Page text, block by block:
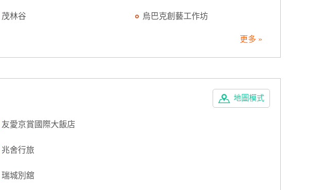
茂林谷 烏巴克創藝工作坊
更多 »
地圖模式
友愛京賞國際大飯店
兆舍行旅
瑞城別舘